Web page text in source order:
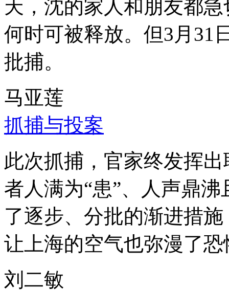
天，沈的家人和朋友都
何时可被释放。但3月31
批捕。
马亚莲
抓捕与投案
此次抓捕，官家终发挥
者人满为“患”、人声鼎
了逐步、分批的渐进措
让上海的空气也弥漫了
刘二敏